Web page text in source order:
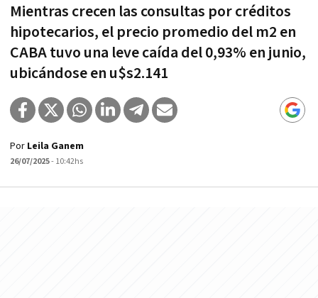
Mientras crecen las consultas por créditos
hipotecarios, el precio promedio del m2 en
CABA tuvo una leve caída del 0,93% en junio,
ubicándose en u$s2.141
Por Leila Ganem
26/07/2025- 10:42hs